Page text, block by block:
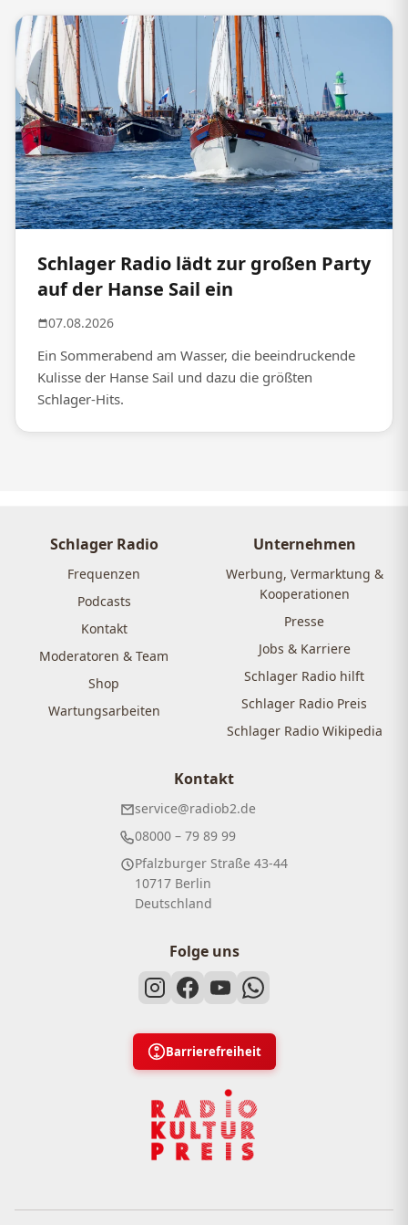
Schlager Radio lädt zur großen Party
auf der Hanse Sail ein
07.08.2026
Ein Sommerabend am Wasser, die beeindruckende
Kulisse der Hanse Sail und dazu die größten
Schlager-Hits.
Schlager Radio
Frequenzen
Podcasts
Kontakt
Moderatoren & Team
Shop
Wartungsarbeiten
Unternehmen
Werbung, Vermarktung &
Kooperationen
Presse
Jobs & Karriere
Schlager Radio hilft
Schlager Radio Preis
Schlager Radio Wikipedia
Kontakt
service@radiob2.de
08000 – 79 89 99
Pfalzburger Straße 43-44
10717 Berlin
Deutschland
Folge uns
Barrierefreiheit